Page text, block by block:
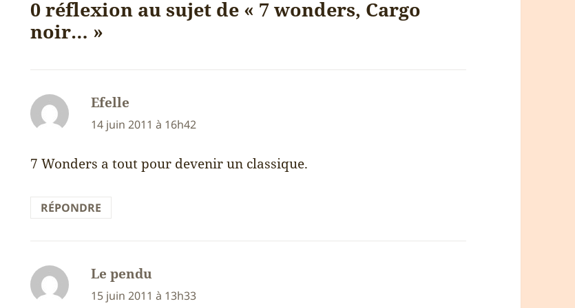
0 réflexion au sujet de « 7 wonders, Cargo
noir… »
Efelle
14 juin 2011 à 16h42
7 Wonders a tout pour devenir un classique.
RÉPONDRE
Le pendu
15 juin 2011 à 13h33